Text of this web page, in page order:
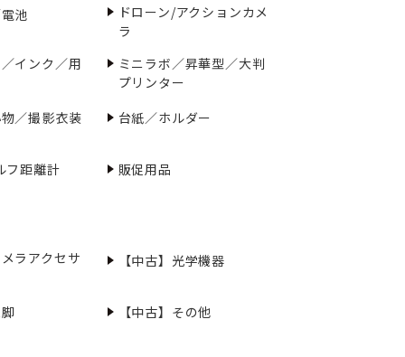
池
ドローン/アクションカメ
ラ
インク／用
ミニラボ／昇華型／大判
プリンター
／撮影衣装 台紙／ホルダー
フ距離計 販促用品
メラアクセサ
【中古】光学機器
【中古】その他